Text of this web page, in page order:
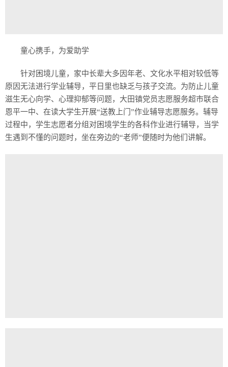
童心携手，为爱助学
针对困境儿童，家中长辈大多因年老、文化水平相对较低等
原因无法进行学业辅导，平日里也缺乏与孩子交流。为防止儿童
滋生无心向学、心理抑郁等问题，大田镇党员志愿服务超市联合
恩平一中、在读大学生开展“送教上门”作业辅导志愿服务。辅导
过程中，学生志愿者分组对困境学生的各科作业进行辅导，当学
生遇到不懂的问题时，坐在旁边的“老师”便随时为他们讲解。